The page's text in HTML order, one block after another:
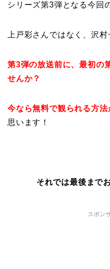
シリーズ第3弾となる今回
上戸彩さんではなく、沢
第3弾の放送前に、最初の
せんか？
今なら無料で観られる方法
思います！
それでは最後まで
スポン